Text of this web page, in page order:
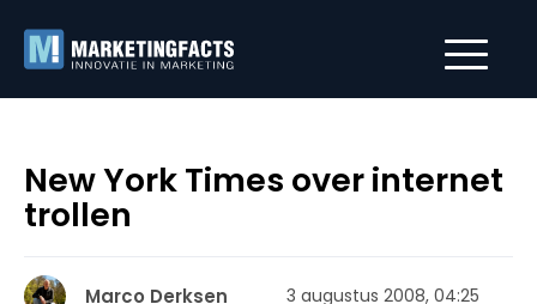
New York Times over internet
trollen
Marco Derksen 3 augustus 2008, 04:25